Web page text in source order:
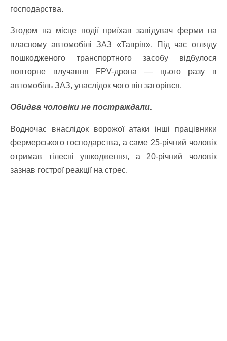
господарства.
Згодом на місце події приїхав завідувач ферми на
власному автомобілі ЗАЗ «Таврія». Під час огляду
пошкодженого транспортного засобу відбулося
повторне влучання FPV-дрона — цього разу в
автомобіль ЗАЗ, унаслідок чого він загорівся.
Обидва чоловіки не постраждали.
Водночас внаслідок ворожої атаки інші працівники
фермерського господарства, а саме 25-річний чоловік
отримав тілесні ушкодження, а 20-річний чоловік
зазнав гострої реакції на стрес.